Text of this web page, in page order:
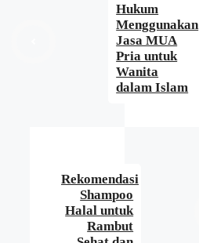
Hukum
Menggunakan
Jasa MUA
Pria untuk
Wanita
dalam Islam
Rekomendasi
Shampoo
Halal untuk
Rambut